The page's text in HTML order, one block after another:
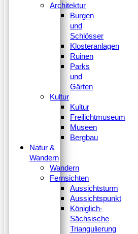
Architektur
Burgen
und
Schlösser
Klosteranlagen
Ruinen
Parks
und
Gärten
Kultur
Kultur
Freilichtmuseum
Museen
Bergbau
Natur &
Wandern
Wandern
Fernsichten
Aussichtsturm
Aussichtspunkt
Königlich-
Sächsische
Triangulierung